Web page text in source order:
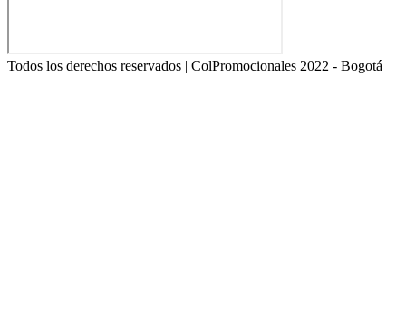
Todos los derechos reservados | ColPromocionales 2022 - Bogotá